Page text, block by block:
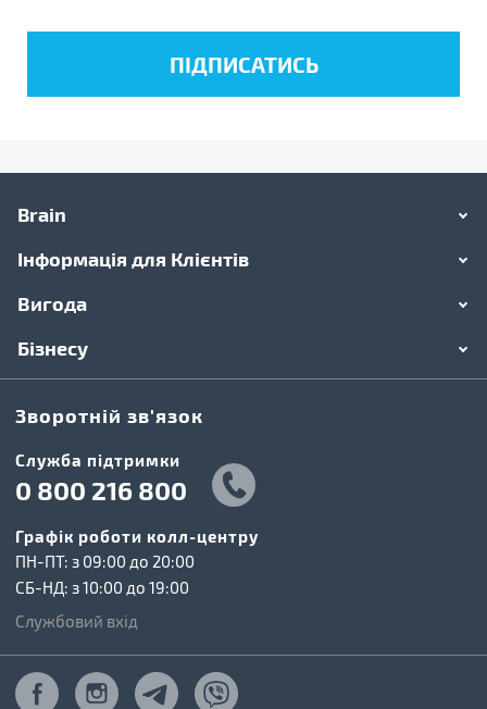
Brain
Інформація для Клієнтів
Вигода
Бізнесу
Зворотній зв'язок
Cлужба підтримки
0 800 216 800
Графік роботи колл-центру
ПН-ПТ: з 09:00 до 20:00
СБ-НД: з 10:00 до 19:00
Службовий вхід